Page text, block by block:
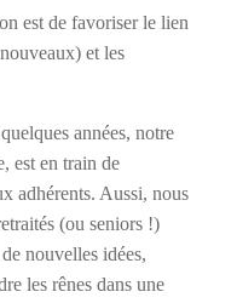
est de favoriser le lien
et les
années, notre
est en train de
adhérents. Aussi, nous
(ou seniors !)
nouvelles idées,
les rênes dans une